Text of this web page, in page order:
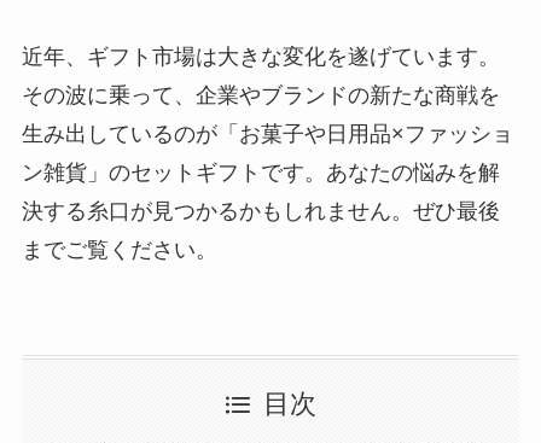
近年、ギフト市場は大きな変化を遂げています。
その波に乗って、企業やブランドの新たな商戦を
生み出しているのが「お菓子や日用品×ファッショ
ン雑貨」のセットギフトです。あなたの悩みを解
決する糸口が見つかるかもしれません。ぜひ最後
までご覧ください。
目次